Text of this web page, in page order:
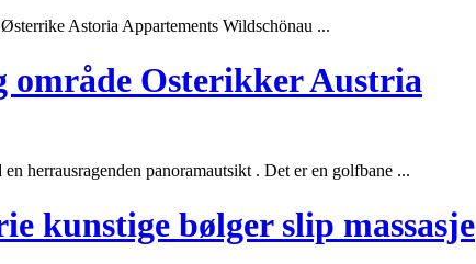
Astoria Appartements Wildschönau ...
område Osterikker Austria
herrausragenden panoramautsikt . Det er en golfbane ...
kunstige bølger slip massasje